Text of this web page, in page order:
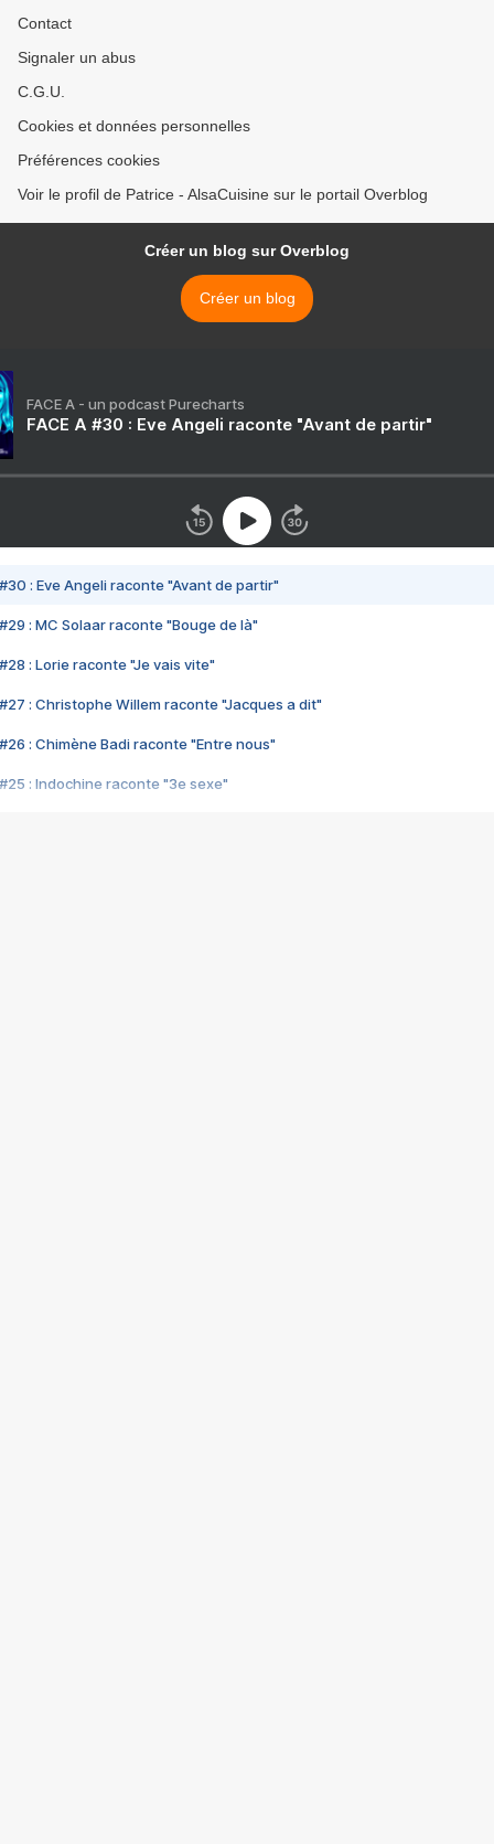
Contact
Signaler un abus
C.G.U.
Cookies et données personnelles
Préférences cookies
Voir le profil de Patrice - AlsaCuisine sur le portail Overblog
Créer un blog sur Overblog
Créer un blog
FACE A - un podcast Purecharts
FACE A #30 : Eve Angeli raconte "Avant de partir"
#30 : Eve Angeli raconte "Avant de partir"
#29 : MC Solaar raconte "Bouge de là"
#28 : Lorie raconte "Je vais vite"
#27 : Christophe Willem raconte "Jacques a dit"
#26 : Chimène Badi raconte "Entre nous"
#25 : Indochine raconte "3e sexe"